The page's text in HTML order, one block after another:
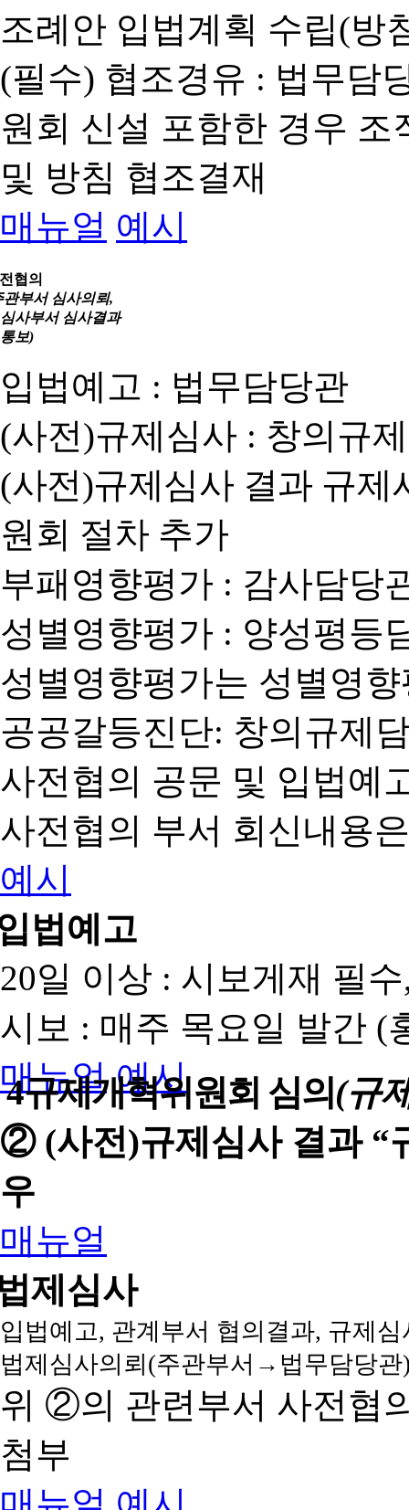
조례안 입법계획 수립(방
(필수) 협조경유 : 법무담
원회 신설 포함한 경우
및 방침 협조결재
매뉴얼 예시
협의
관부서 심사의뢰,
심사부서 심사결과
통보)
입법예고 : 법무담당관
(사전)규제심사 : 창의규
(사전)규제심사 결과 규
원회 절차 추가
부패영향평가 : 감사담당
성별영향평가 : 양성평등
성별영향평가는 성별영
공공갈등진단: 창의규제
사전협의 공문 및 입법예
사전협의 부서 회신내용
예시
법예고
20일 이상 : 시보게재 필
시보 : 매주 목요일 발간 (
매뉴얼 예시
4규제개혁위원회 심의(규
② (사전)규제심사 결과 “
우
매뉴얼
제심사
입법예고, 관계부서 협의결과, 규제
법제심사의뢰(주관부서→법무담당
위 ②의 관련부서 사전협
첨부